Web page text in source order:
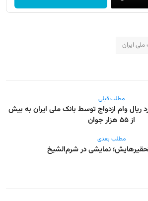
ملی ایران
مطلب قبلی
میلیارد ریال وام ازدواج توسط بانک ملی ایران به بیش
از ۵۵ هزار جوان
مطلب بعدی
نمایشی در شرم‌الشیخ